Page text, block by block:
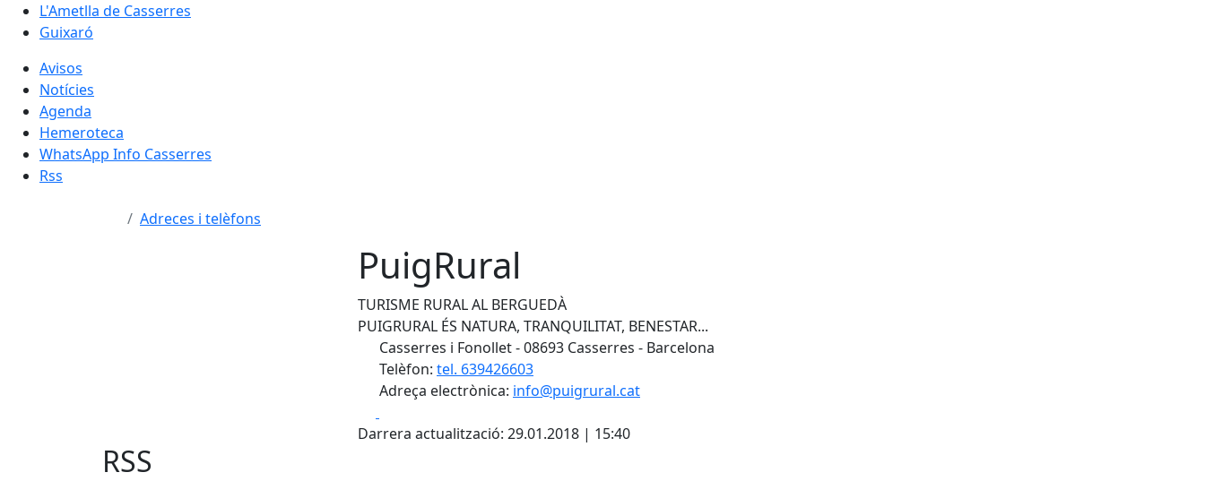
L'Ametlla de Casserres
Guixaró
Avisos
Notícies
Agenda
Hemeroteca
WhatsApp Info Casserres
Rss
Adreces i telèfons
PuigRural
TURISME RURAL AL BERGUEDÀ
PUIGRURAL ÉS NATURA, TRANQUILITAT, BENESTAR...
Casserres i Fonollet - 08693 Casserres - Barcelona
Telèfon: tel. 639426603
Adreça electrònica: info@puigrural.cat
Darrera actualització: 29.01.2018 | 15:40
RSS